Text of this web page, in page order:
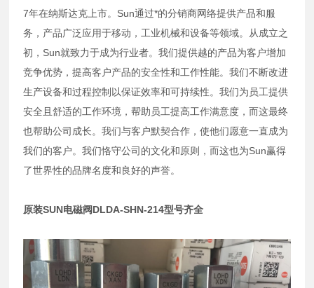
7年在纳斯达克上市。Sun通过*的分销商网络提供产品和服
务，产品广泛应用于移动，工业机械和设备等领域。从成立之
初，Sun就致力于成为行业者。我们提供越的产品为客户增加
竞争优势，提高客户产品的安全性和工作性能。我们不断改进
生产设备和过程控制以保证效率和可持续性。我们为员工提供
安全且舒适的工作环境，帮助员工提高工作满意度，而这最终
也帮助公司成长。我们与客户默契合作，使他们愿意一直成为
我们的客户。我们恪守公司的文化和原则，而这也为Sun赢得
了世界性的品牌名度和良好的声誉。
原装SUN电磁阀DLDA-SHN-214型号齐全